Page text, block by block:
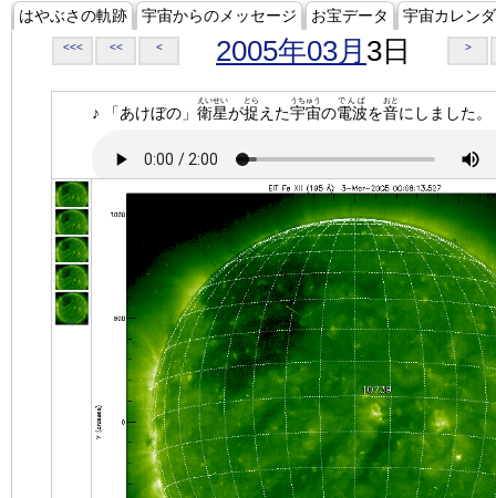
はやぶさの軌跡 宇宙からのメッセージ お宝データ 宇宙カレン
<<< << < 2005年03月 3日 >
♪ 「あけぼの」 衛星
えいせい
が捉
とら
えた宇宙
うちゅう
の電波
でんぱ
を音
おと
にしました。